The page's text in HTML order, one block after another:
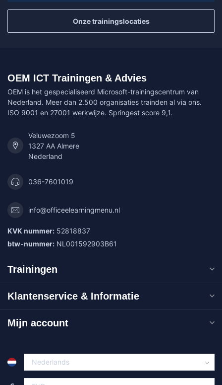
Onze trainingslocaties
OEM ICT Trainingen & Advies
OEM is het gespecialiseerd Microsoft-trainingscentrum van
Nederland. Meer dan 2.500 organisaties trainden al via ons.
ISO 9001 en 27001 werkwijze. Springest score 9,1.
Veluwezoom 5
1327 AA Almere
Nederland
036-7601019
info@officeelearningmenu.nl
KVK nummer: 52818837
btw-nummer: NL001592903B61
Trainingen
Klantenservice & Informatie
Mijn account